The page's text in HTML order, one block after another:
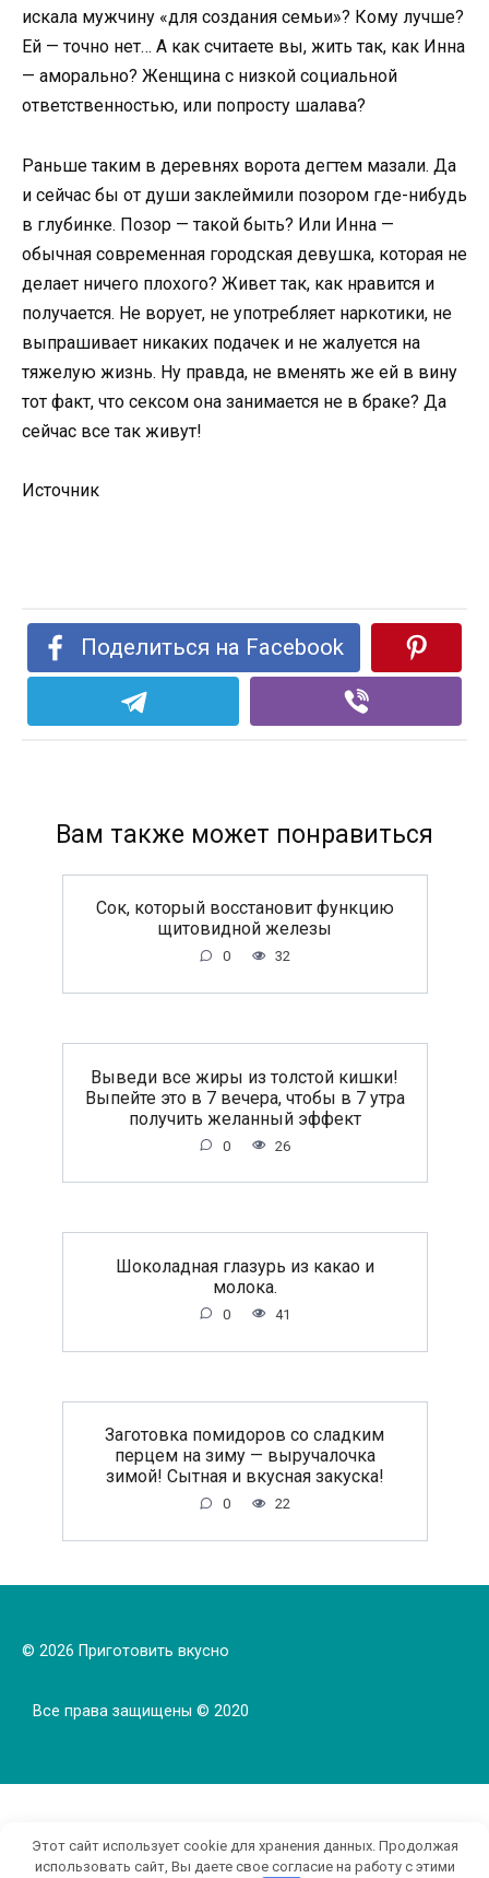
искала мужчину «для создания семьи»? Кому лучше?
Ей — точно нет… А как считаете вы, жить так, как Инна
— аморально? Женщина с низкой социальной
ответственностью, или попросту шалава?
Раньше таким в деревнях ворота дегтем мазали. Да
и сейчас бы от души заклеймили позором где-нибудь
в глубинке. Позор — такой быть? Или Инна —
обычная современная городская девушка, которая не
делает ничего плохого? Живет так, как нравится и
получается. Не ворует, не употребляет наркотики, не
выпрашивает никаких подачек и не жалуется на
тяжелую жизнь. Ну правда, не вменять же ей в вину
тот факт, что сексом она занимается не в браке? Да
сейчас все так живут!
Источник
Поделиться на Facebook
Вам также может понравиться
Сок, который восстановит функцию
щитовидной железы
0 32
Выведи все жиры из толстой кишки!
Выпейте это в 7 вечера, чтобы в 7 утра
получить желанный эффект
0 26
Шоколадная глазурь из какао и
молока.
0 41
Заготовка помидоров со сладким
перцем на зиму — выручалочка
зимой! Сытная и вкусная закуска!
0 22
© 2026 Приготовить вкусно
Все права защищены © 2020
Этот сайт использует cookie для хранения данных. Продолжая
использовать сайт, Вы даете свое согласие на работу с этими